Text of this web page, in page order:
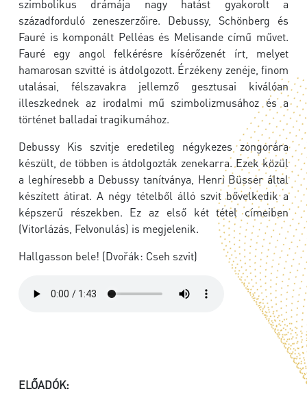
szimbolikus drámája nagy hatást gyakorolt a
századforduló zeneszerzőire. Debussy, Schönberg és
Fauré is komponált Pelléas és Melisande című művet.
Fauré egy angol felkérésre kísérőzenét írt, melyet
hamarosan szvitté is átdolgozott. Érzékeny zenéje, finom
utalásai, félszavakra jellemző gesztusai kiválóan
illeszkednek az irodalmi mű szimbolizmusához és a
történet balladai tragikumához.
Debussy Kis szvitje eredetileg négykezes zongorára
készült, de többen is átdolgozták zenekarra. Ezek közül
a leghíresebb a Debussy tanítványa, Henri Büsser által
készített átirat. A négy tételből álló szvit bővelkedik a
képszerű részekben. Ez az első két tétel címeiben
(Vitorlázás, Felvonulás) is megjelenik.
Hallgasson bele! (Dvořák: Cseh szvit)
ELŐADÓK: